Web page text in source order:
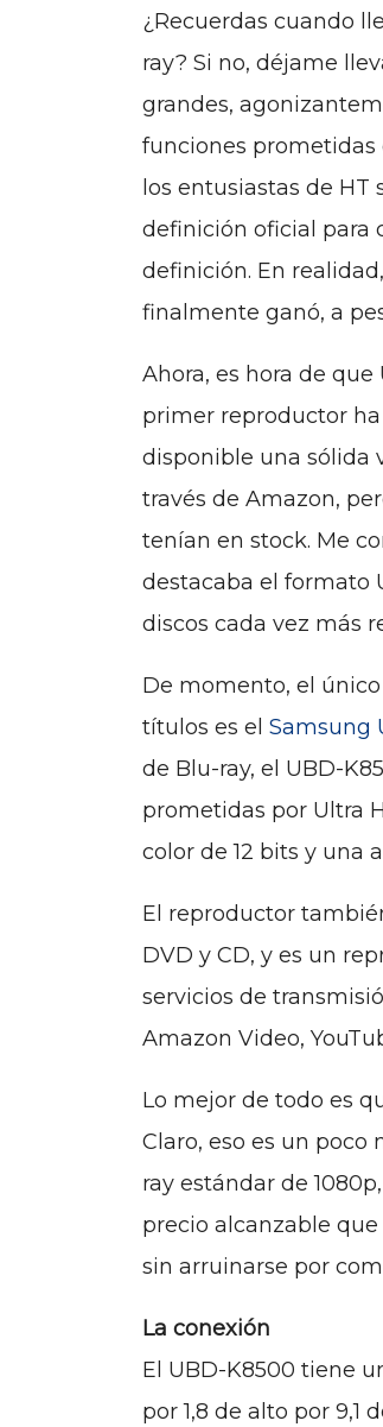
¿Recuerdas cuando
ray? Si no, déjame
grandes,
funciones prometidas
los entusiastas de
definición oficial para
definición. En
finalmente ganó, a
Ahora, es hora de que
primer reproductor
disponible una sólida
través de Amazon,
tenían en stock. Me
destacaba el formato
discos cada vez más
De momento, el
títulos es el Samsung
de Blu-ray, el UBD-
prometidas por Ultra
color de 12 bits y una
El reproductor
DVD y CD, y es un
servicios de
Amazon Video,
Lo mejor de todo es
Claro, eso es un
ray estándar de
precio alcanzable
sin arruinarse por
La conexión
El UBD-K8500 tiene
por 1,8 de alto por 9,1